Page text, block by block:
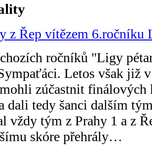
z Řep vítězem 6.ročníku
ročníků "Ligy
Letos však již
zúčastnit finálových
dali tedy šanci dalším
vždy tým z Prahy 1 a z
skóre přehrály…